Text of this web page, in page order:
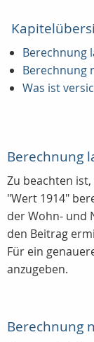
Berechnung
Berechnung
Was ist
Berechnung
Zu beachten
"Wert 1914"
der Wohn- und
den Beitrag
Für ein
anzugeben.
Berechnung